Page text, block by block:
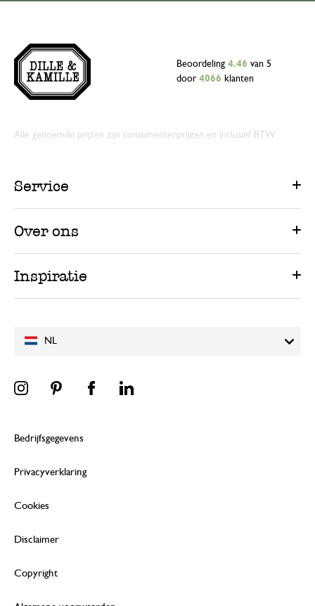
NL
Beoordeling 4.46 van 5
door 4066 klanten
Alle genoemde prijzen zijn consumentenprijzen en inclusief BTW.
Service
Over ons
Inspiratie
Bedrijfsgegevens
Privacyverklaring
Cookies
Disclaimer
Copyright